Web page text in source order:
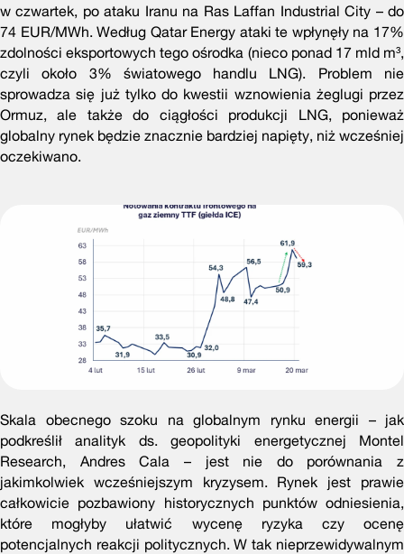
w czwartek, po ataku Iranu na Ras Laffan Industrial City – do
74 EUR/MWh. Według Qatar Energy ataki te wpłynęły na 17%
zdolności eksportowych tego ośrodka (nieco ponad 17 mld m³,
czyli około 3% światowego handlu LNG). Problem nie
sprowadza się już tylko do kwestii wznowienia żeglugi przez
Ormuz, ale także do ciągłości produkcji LNG, ponieważ
globalny rynek będzie znacznie bardziej napięty, niż wcześniej
oczekiwano.
Skala obecnego szoku na globalnym rynku energii – jak
podkreślił analityk ds. geopolityki energetycznej Montel
Research, Andres Cala – jest nie do porównania z
jakimkolwiek wcześniejszym kryzysem. Rynek jest prawie
całkowicie pozbawiony historycznych punktów odniesienia,
które mogłyby ułatwić wycenę ryzyka czy ocenę
potencjalnych reakcji politycznych. W tak nieprzewidywalnym